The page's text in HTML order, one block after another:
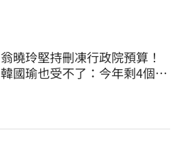
翁曉玲堅持刪凍行政院預算！
韓國瑜也受不了：今年剩4個月